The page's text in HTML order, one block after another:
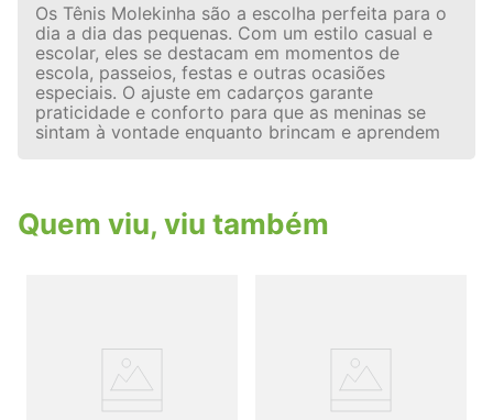
Os Tênis Molekinha são a escolha perfeita para o
dia a dia das pequenas. Com um estilo casual e
escolar, eles se destacam em momentos de
escola, passeios, festas e outras ocasiões
especiais. O ajuste em cadarços garante
praticidade e conforto para que as meninas se
sintam à vontade enquanto brincam e aprendem
Quem viu, viu também